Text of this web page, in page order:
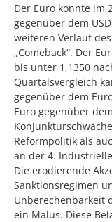
Der Euro konnte im
gegenüber dem
weiteren Verlauf
„Comeback“. Der
bis unter 1,1350
Quartalsvergleich
gegenüber dem
Euro gegenüber
Reformpolitik als
an der 4.
Die erodierende
Sanktionsregimen
Unberechenbarkeit
ein Malus. Diese